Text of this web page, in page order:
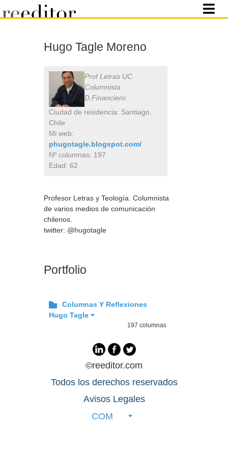
Hugo Tagle Moreno
Prof Letras UC.
Columnista
D.Financiero
Ciudad de residencia: Santiago,
Chile
Mi web:
phugotagle.blogspot.com/
Nº columnas: 197
Edad: 62
Profesor Letras y Teología. Columnista
de varios medios de comunicación
chilenos.
twitter: @hugotagle
Portfolio
Columnas Y Reflexiones
Hugo Tagle
197 columnas
©reeditor.com
Todos los derechos reservados
Avisos Legales